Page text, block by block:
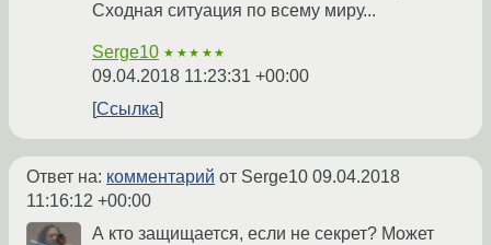
Сходная ситуация по всему миру...
Serge10 ★★★★★
09.04.2018 11:23:31 +00:00
Ссылка
Ответ на: комментарий от Serge10 09.04.2018
11:16:12 +00:00
А кто защищается, если не секрет? Может